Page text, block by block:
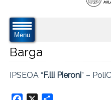
Menu
Barga
IPSEOA “F.lli Pieroni” –